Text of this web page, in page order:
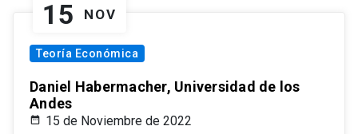
15 NOV
Teoría Económica
Daniel Habermacher, Universidad de los
Andes
15 de Noviembre de 2022